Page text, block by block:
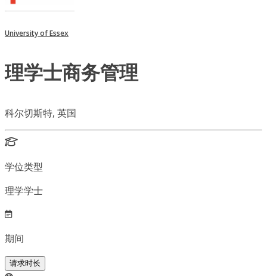
University of Essex
理学士商务管理
科尔切斯特, 英国
学位类型
理学学士
期间
请求时长